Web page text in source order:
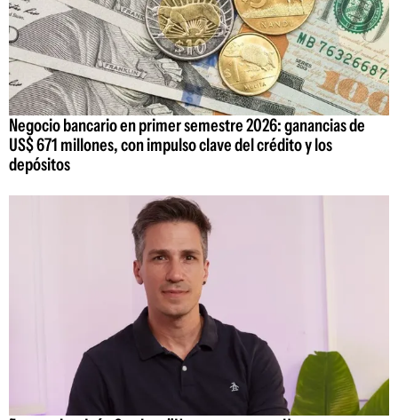
Negocio bancario en primer semestre 2026: ganancias de
US$ 671 millones, con impulso clave del crédito y los
depósitos